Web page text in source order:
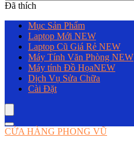
Đã thích
Mục Sản Phẩm
Laptop Mới NEW
Laptop Cũ Giá Rẻ NEW
Máy Tính Văn Phòng NEW
Máy tính Đồ HọaNEW
Dịch Vụ Sửa Chữa
Cài Đặt
CỬA HÀNG PHONG VŨ